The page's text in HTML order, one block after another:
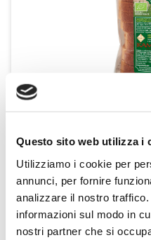
Questo sito web utilizza i
Utilizziamo i cookie per
annunci, per fornire
analizzare il nostro
informazioni sul modo in
nostri partner che si
Pane a Fette di Grano
VerdeMio
SCOPRI IL PRODOTTO